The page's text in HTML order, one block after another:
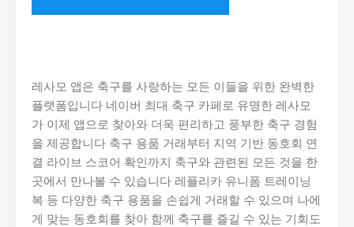
레사모 앱은 축구를 사랑하는 모든 이들을 위한 완벽한
플랫폼입니다 네이버 최대 축구 카페로 유명한 레사모
가 이제 앱으로 찾아와 더욱 편리하고 풍부한 축구 경험
을 제공합니다 축구 용품 거래부터 지역 기반 동호회 연
결 라이브 스코어 확인까지 축구와 관련된 모든 것을 한
곳에서 만나볼 수 있습니다 레플리카 유니폼 트레이닝
복 등 다양한 축구 용품을 손쉽게 거래할 수 있으며 나에
게 맞는 동호회를 찾아 함께 축구를 즐길 수 있는 기회도